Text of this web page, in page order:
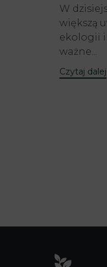
W
większą
ekologii
ważne...
Czytaj dalej